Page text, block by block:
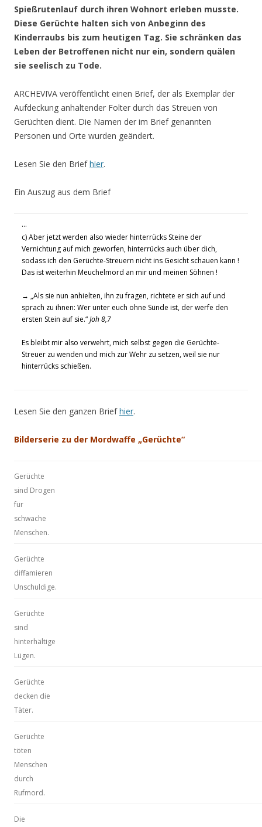
Spießrutenlauf durch ihren Wohnort erleben musste.
Diese Gerüchte halten sich von Anbeginn des
Kinderraubs bis zum heutigen Tag. Sie schränken das
Leben der Betroffenen nicht nur ein, sondern quälen
sie seelisch zu Tode.
ARCHEVIVA veröffentlicht einen Brief, der als Exemplar der
Aufdeckung anhaltender Folter durch das Streuen von
Gerüchten dient. Die Namen der im Brief genannten
Personen und Orte wurden geändert.
Lesen Sie den Briefhier.
Ein Auszug aus dem Brief
…
c) Aber jetzt werden also wieder hinterrücks Steine der
Vernichtung auf mich geworfen, hinterrücks auch über dich,
sodass ich den Gerüchte-Streuern nicht ins Gesicht schauen kann !
Das ist weiterhin Meuchelmord an mir und meinen Söhnen !
→ „Als sie nun anhielten, ihn zu fragen, richtete er sich auf und
sprach zu ihnen: Wer unter euch ohne Sünde ist, der werfe den
ersten Stein auf sie.“Joh 8,7
Es bleibt mir also verwehrt, mich selbst gegen die Gerüchte-
Streuer zu wenden und mich zur Wehr zu setzen, weil sie nur
hinterrücks schießen.
Lesen Sie den ganzen Briefhier.
Bilderserie zu der Mordwaffe „Gerüchte“
Gerüchte
sind Drogen
für
schwache
Menschen.
Gerüchte
diffamieren
Unschuldige.
Gerüchte
sind
hinterhältige
Lügen.
Gerüchte
decken die
Täter.
Gerüchte
töten
Menschen
durch
Rufmord.
Die